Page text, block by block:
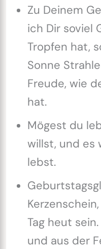
Zu Deinem
ich Dir soviel
Tropfen hat,
Sonne
Freude, wie
hat.
Mögest du
willst, und es
lebst.
Tag heut
und aus der